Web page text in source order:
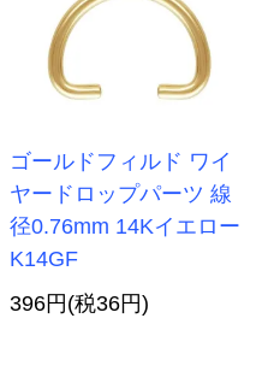
ゴールドフィルド ワイ
ヤードロップパーツ 線
径0.76mm 14Kイエロー
K14GF
396円(税36円)